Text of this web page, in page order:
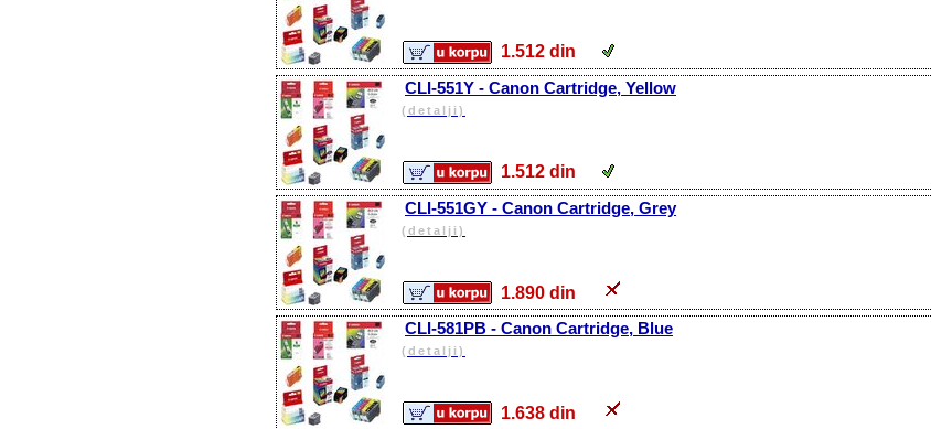
1.512 din
CLI-551Y - Canon Cartridge, Yellow
(detalji)
1.512 din
CLI-551GY - Canon Cartridge, Grey
(detalji)
1.890 din
CLI-581PB - Canon Cartridge, Blue
(detalji)
1.638 din